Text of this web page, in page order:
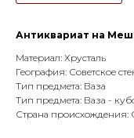
Антиквариат на
Материал: Хрусталь
География: Советское
Тип предмета: Ваза
Тип предмета: Ваза -
Страна